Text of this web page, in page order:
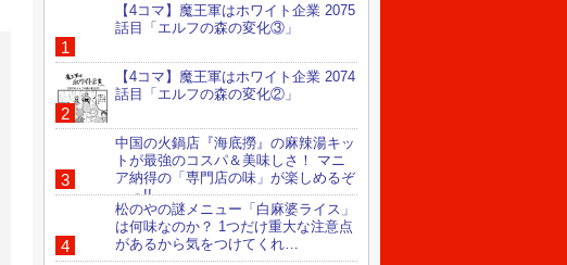
【4コマ】魔王軍はホワイト企業 2075
話目「エルフの森の変化③」
【4コマ】魔王軍はホワイト企業 2074
話目「エルフの森の変化②」
中国の火鍋店『海底撈』の麻辣湯キッ
トが最強のコスパ＆美味しさ！ マニ
ア納得の「専門店の味」が楽しめるぞ
～っ!!
松のやの謎メニュー「白麻婆ライス」
は何味なのか？ 1つだけ重大な注意点
があるから気をつけてくれ…